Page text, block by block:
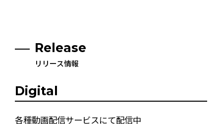
Release
リリース情報
Digital
各種動画配信サービスにて配信中